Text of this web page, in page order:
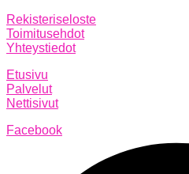
Rekisteriseloste
Toimitusehdot
Yhteystiedot
Etusivu
Palvelut
Nettisivut
Facebook